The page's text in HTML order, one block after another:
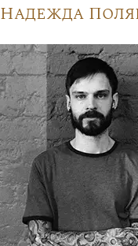
Надежда